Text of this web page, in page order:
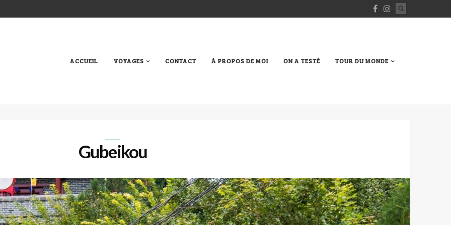
ACCUEIL VOYAGES CONTACT À PROPOS DE MOI ON A TESTÉ TOUR DU MONDE
Gubeikou